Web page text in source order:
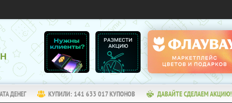
ДЕНЕГ КУПИЛИ: 141 633 017КУПОНОВ ДАВАЙТЕ СДЕЛАЕМ АКЦИЮ!